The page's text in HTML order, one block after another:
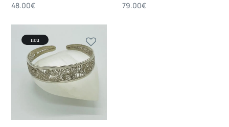
48.00€ 79.00€
neu